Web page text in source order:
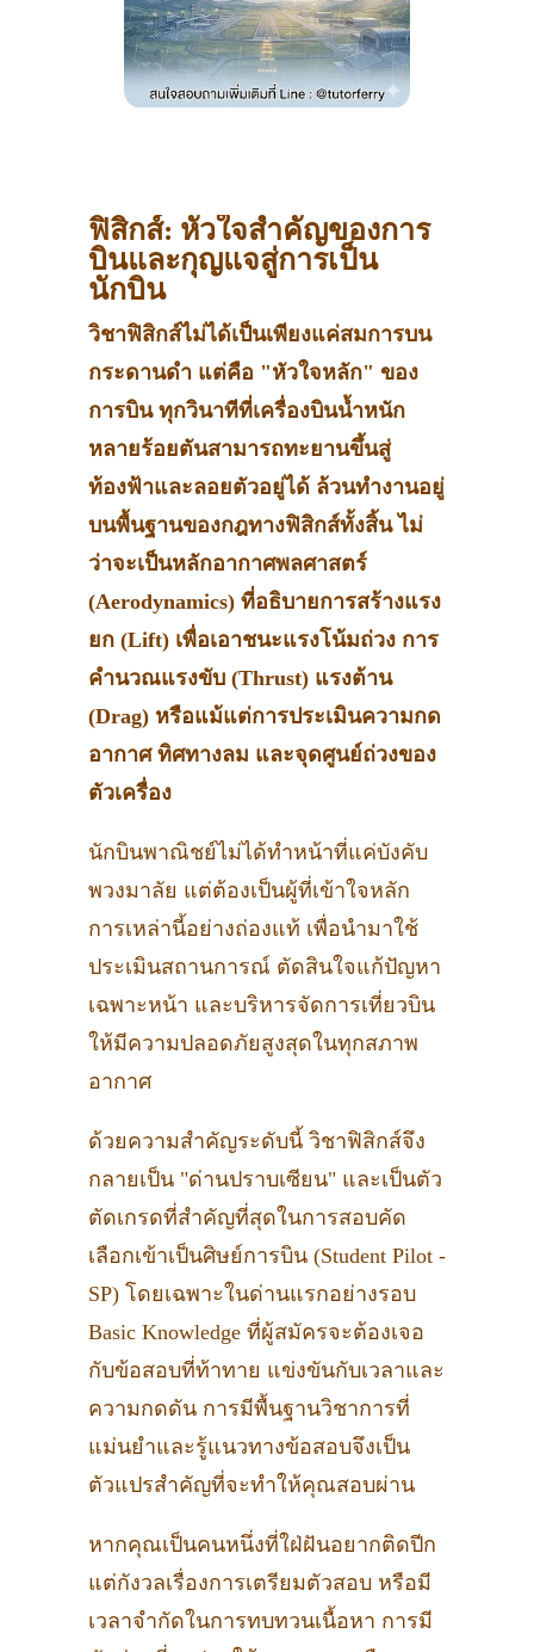
ฟิสิกส์: หัวใจสำคัญของการ
บินและกุญแจสู่การเป็น
นักบิน
วิชาฟิสิกส์ไม่ได้เป็นเพียงแค่สมการบน
กระดานดำ แต่คือ "หัวใจหลัก" ของ
การบิน ทุกวินาทีที่เครื่องบินน้ำหนัก
หลายร้อยตันสามารถทะยานขึ้นสู่
ท้องฟ้าและลอยตัวอยู่ได้ ล้วนทำงานอยู่
บนพื้นฐานของกฎทางฟิสิกส์ทั้งสิ้น ไม่
ว่าจะเป็นหลักอากาศพลศาสตร์
(Aerodynamics) ที่อธิบายการสร้างแรง
ยก (Lift) เพื่อเอาชนะแรงโน้มถ่วง การ
คำนวณแรงขับ (Thrust) แรงต้าน
(Drag) หรือแม้แต่การประเมินความกด
อากาศ ทิศทางลม และจุดศูนย์ถ่วงของ
ตัวเครื่อง
นักบินพาณิชย์ไม่ได้ทำหน้าที่แค่บังคับ
พวงมาลัย แต่ต้องเป็นผู้ที่เข้าใจหลัก
การเหล่านี้อย่างถ่องแท้ เพื่อนำมาใช้
ประเมินสถานการณ์ ตัดสินใจแก้ปัญหา
เฉพาะหน้า และบริหารจัดการเที่ยวบิน
ให้มีความปลอดภัยสูงสุดในทุกสภาพ
อากาศ
ด้วยความสำคัญระดับนี้ วิชาฟิสิกส์จึง
กลายเป็น "ด่านปราบเซียน" และเป็นตัว
ตัดเกรดที่สำคัญที่สุดในการสอบคัด
เลือกเข้าเป็นศิษย์การบิน (Student Pilot -
SP) โดยเฉพาะในด่านแรกอย่างรอบ
Basic Knowledge ที่ผู้สมัครจะต้องเจอ
กับข้อสอบที่ท้าทาย แข่งขันกับเวลาและ
ความกดดัน การมีพื้นฐานวิชาการที่
แม่นยำและรู้แนวทางข้อสอบจึงเป็น
ตัวแปรสำคัญที่จะทำให้คุณสอบผ่าน
หากคุณเป็นคนหนึ่งที่ใฝ่ฝันอยากติดปีก
แต่กังวลเรื่องการเตรียมตัวสอบ หรือมี
เวลาจำกัดในการทบทวนเนื้อหา การมี